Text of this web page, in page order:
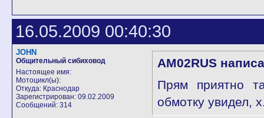
16.05.2009 00:40:30
JOHN
Общительный сибиховод
Настоящее имя:
Мотоцикл(ы):
Откуда: Краснодар
Зарегистрирован: 09.02.2009
Сообщений: 314
AM02RUS
Прям приятно
обмотку увидел,